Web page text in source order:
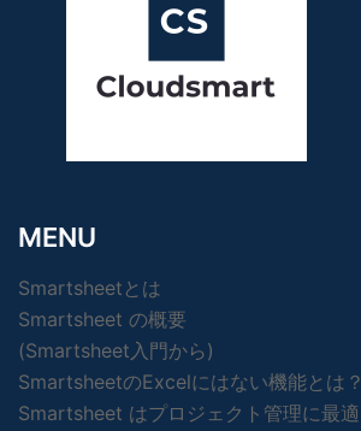
MENU
Smartsheetとは
Smartsheet の概要
(Smartsheet入門から)
SmartsheetのExcelにはない機能とは？
Smartsheet はプロジェクト管理に最適